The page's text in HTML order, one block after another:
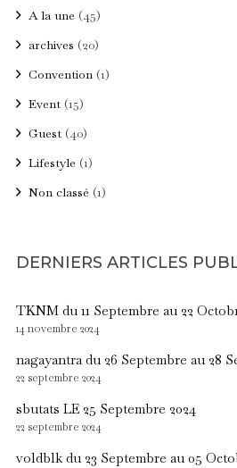
A la une (45)
archives (20)
Convention(1)
Event(15)
Guest(40)
Lifestyle (1)
Non classé (1)
DERNIERS ARTICLES
TKNM du 11 Septembre au 22
14 novembre 2024
nagayantra du 26 Septembre au 28
22 septembre 2024
sbutats LE 25 Septembre 2024
22 septembre 2024
voldblk du 23 Septembre au 05